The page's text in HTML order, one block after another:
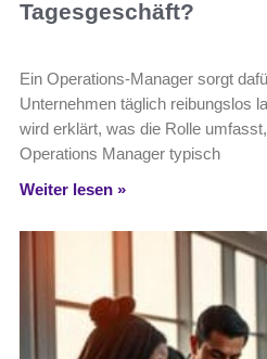
Tagesgeschäft?
Ein Operations-Manager sorgt
Unternehmen täglich reibungslos
wird erklärt, was die Rolle
Operations Manager typisch
Weiter lesen »